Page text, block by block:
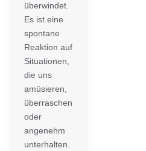
überwindet.
Es ist eine
spontane
Reaktion auf
Situationen,
die uns
amüsieren,
überraschen
oder
angenehm
unterhalten.